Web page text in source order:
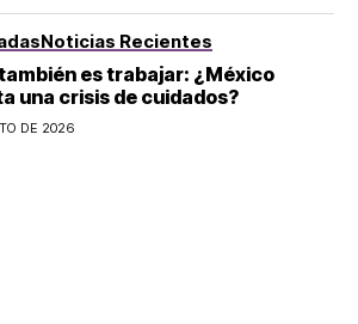
Noticias Recientes
es trabajar: ¿México
una crisis de cuidados?
DE 2026